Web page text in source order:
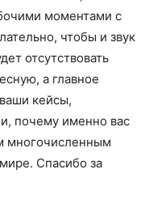
моментами с
чтобы и звук
отсутствовать
а главное
кейсы,
почему именно вас
многочисленным
Спасибо за